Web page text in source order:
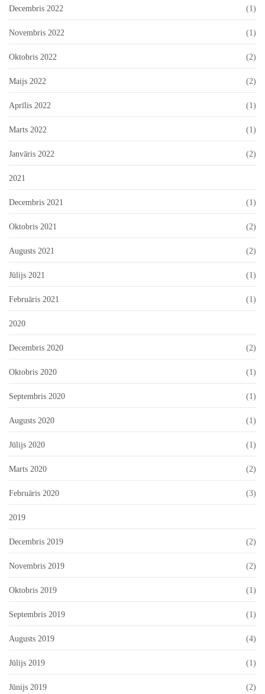
Decembris 2022 (1)
Novembris 2022 (1)
Oktobris 2022 (2)
Maijs 2022 (2)
Aprīlis 2022 (1)
Marts 2022 (1)
Janvāris 2022 (2)
2021
Decembris 2021 (1)
Oktobris 2021 (2)
Augusts 2021 (2)
Jūlijs 2021 (1)
Februāris 2021 (1)
2020
Decembris 2020 (2)
Oktobris 2020 (1)
Septembris 2020 (1)
Augusts 2020 (1)
Jūlijs 2020 (1)
Marts 2020 (2)
Februāris 2020 (3)
2019
Decembris 2019 (2)
Novembris 2019 (2)
Oktobris 2019 (1)
Septembris 2019 (1)
Augusts 2019 (4)
Jūlijs 2019 (1)
Jūnijs 2019 (2)